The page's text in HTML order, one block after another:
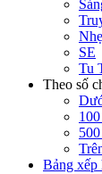
SE
Tu
Theo số
Bảng xếp